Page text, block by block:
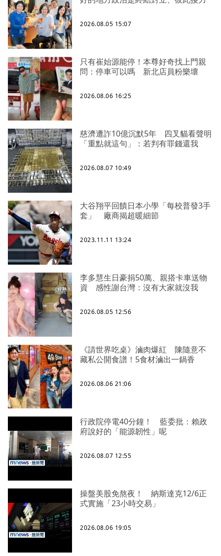
2026.08.05 15:07
只有崔始源能停！本尊好奇找上門親
問：停車可以嗎 新北店員粉樂壞
2026.08.06 16:25
慈濟遭詐10億沉默5年 四叉貓看聲明
「重點就這句」：若判有罪錢還我
2026.08.07 10:49
大谷翔平回饋日本小學「每校普發3手
套」 廠商揭超暖細節
2023.11.11 13:24
李多慧生日豪捐50萬、親搭卡車送物
資 感性謝台灣：沒有大家就沒我
2026.08.05 12:56
《請世界吃桌》滷肉爆紅 陳隨意不
藏私公開食譜！5食材滷出一鍋香
2026.08.06 21:06
行政院停電40分鐘！ 藍委批：賴政
府說好的「能源韌性」呢
2026.08.07 12:55
操盤美股免熬夜！ 納斯達克12/6正
式實施「23小時交易」
2026.08.06 19:05